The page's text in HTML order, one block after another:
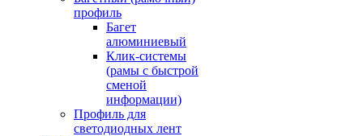
профиль
Багет
алюминиевый
Клик-системы
(рамы с быстрой
сменой
информации)
Профиль для
светодиодных лент